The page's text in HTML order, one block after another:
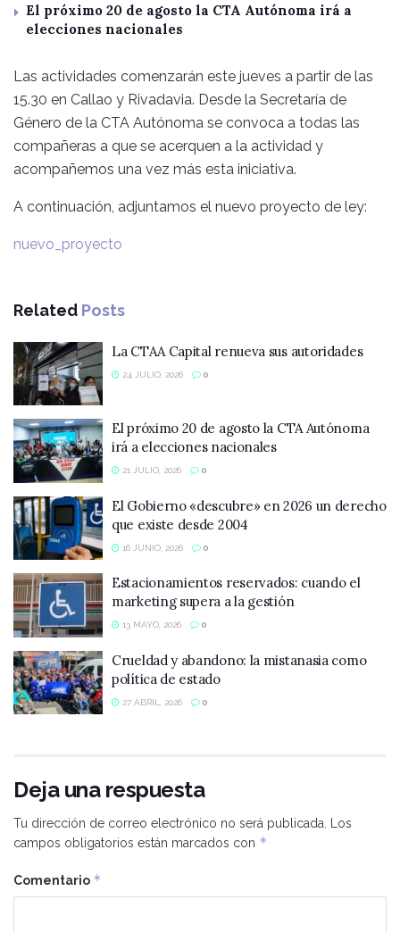
El próximo 20 de agosto la CTA Autónoma irá a
elecciones nacionales
Las actividades comenzarán este jueves a partir de las
15.30 en Callao y Rivadavia. Desde la Secretaría de
Género de la CTA Autónoma se convoca a todas las
compañeras a que se acerquen a la actividad y
acompañemos una vez más esta iniciativa.
A continuación, adjuntamos el nuevo proyecto de ley:
nuevo_proyecto
Related Posts
La CTAA Capital renueva sus autoridades
24 JULIO, 2026 0
El próximo 20 de agosto la CTA Autónoma
irá a elecciones nacionales
21 JULIO, 2026 0
El Gobierno «descubre» en 2026 un derecho
que existe desde 2004
16 JUNIO, 2026 0
Estacionamientos reservados: cuando el
marketing supera a la gestión
13 MAYO, 2026 0
Crueldad y abandono: la mistanasia como
política de estado
27 ABRIL, 2026 0
Deja una respuesta
Tu dirección de correo electrónico no será publicada.
Los
campos obligatorios están marcados con *
Comentario *